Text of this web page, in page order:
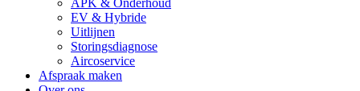
APK & Onderhoud
EV & Hybride
Uitlijnen
Storingsdiagnose
Aircoservice
Afspraak maken